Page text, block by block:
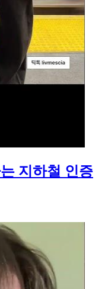
지하철 인증